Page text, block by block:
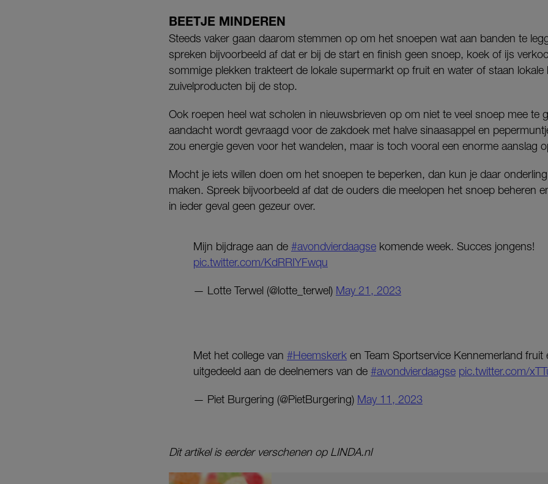
BEETJE MINDEREN
Steeds vaker gaan daarom stemmen op om het snoepen wat aan banden te
spreken bijvoorbeeld af dat er bij de start en finish geen snoep, koek of ijs
sommige plekken trakteert de lokale supermarkt op fruit en water of staan lokale
zuivelproducten bij de stop.
Ook roepen heel wat scholen in nieuwsbrieven op om niet te veel snoep mee te
aandacht wordt gevraagd voor de zakdoek met halve sinaasappel en
zou energie geven voor het wandelen, maar is toch vooral een enorme aanslag
Mocht je iets willen doen om het snoepen te beperken, dan kun je daar
maken. Spreek bijvoorbeeld af dat de ouders die meelopen het snoep beheren
in ieder geval geen gezeur over.
Mijn bijdrage aan de #avondvierdaagse komende week. Succes jongens!
pic.twitter.com/KdRRIYFwqu
— Lotte Terwel (@lotte_terwel) May 21, 2023
Met het college van #Heemskerk en Team Sportservice Kennemerland fruit
uitgedeeld aan de deelnemers van de #avondvierdaagse pic.twitter.com/
— Piet Burgering (@PietBurgering) May 11, 2023
Dit artikel is eerder verschenen op LINDA.nl